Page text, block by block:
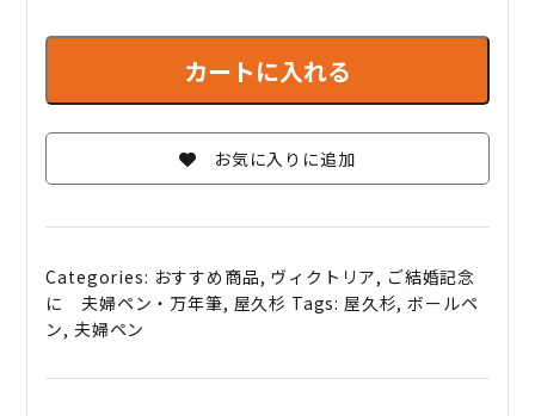
【結
祝
ペ
ン】
長
の
カートに入れる
お気に入りに追加
Categories: おすすめ商品, ヴィクトリア, ご結婚記念
に 夫婦ペン・万年筆, 屋久杉 Tags: 屋久杉,ボールペ
ン, 夫婦ペン